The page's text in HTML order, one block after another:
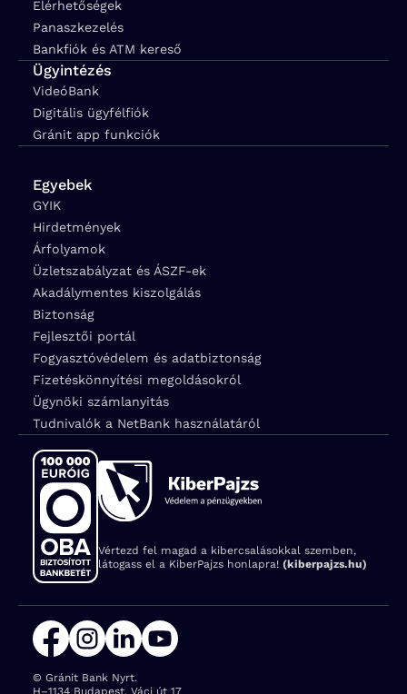
Elérhetőségek
Panaszkezelés
Bankfiók és ATM kereső
Ügyintézés
VideóBank
Digitális ügyfélfiók
Gránit app funkciók
Egyebek
GYIK
Hirdetmények
Árfolyamok
Üzletszabályzat és ÁSZF-ek
Akadálymentes kiszolgálás
Biztonság
Fejlesztői portál
Fogyasztóvédelem és adatbiztonság
Fizetéskönnyítési megoldásokról
Ügynöki számlanyitás
Tudnivalók a NetBank használatáról
Vértezd fel magad a kibercsalásokkal szemben,
látogass el a KiberPajzs honlapra! (kiberpajzs.hu)
© Gránit Bank Nyrt.
Cím:
H–1134 Budapest, Váci út 17